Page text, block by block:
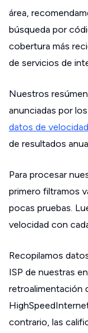
área,
búsqueda por
cobertura más
de servicios de
Nuestros
anunciadas por
datos de velocidad
de resultados
Para procesar
primero filtramos
pocas pruebas.
velocidad con
Recopilamos
ISP de nuestras
retroalimentación
contrario, las